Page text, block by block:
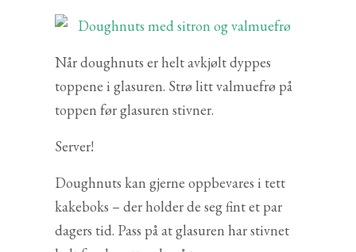
Når doughnuts er helt avkjølt dyppes
toppene i glasuren. Strø litt valmuefrø på
toppen før glasuren stivner.
Server!
Doughnuts kan gjerne oppbevares i tett
kakeboks – der holder de seg fint et par
dagers tid. Pass på at glasuren har stivnet